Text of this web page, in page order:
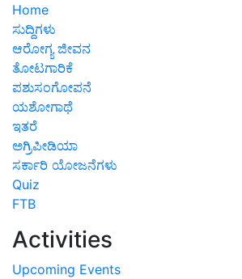
Home
ಸುದ್ದಿಗಳು
ಆರೋಗ್ಯ ಜೀವನ
ತೋಟಗಾರಿಕೆ
ಪಶುಸಂಗೋಪನೆ
ಯಶೋಗಾಥೆ
ಇತರೆ
ಅಗ್ರಿಪೀಡಿಯಾ
ಸರ್ಕಾರಿ ಯೋಜನೆಗಳು
Quiz
FTB
Activities
Upcoming Events